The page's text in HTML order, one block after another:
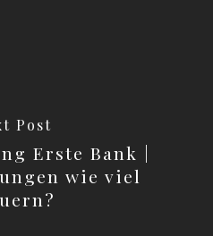
Post
Erste Bank |
wie viel